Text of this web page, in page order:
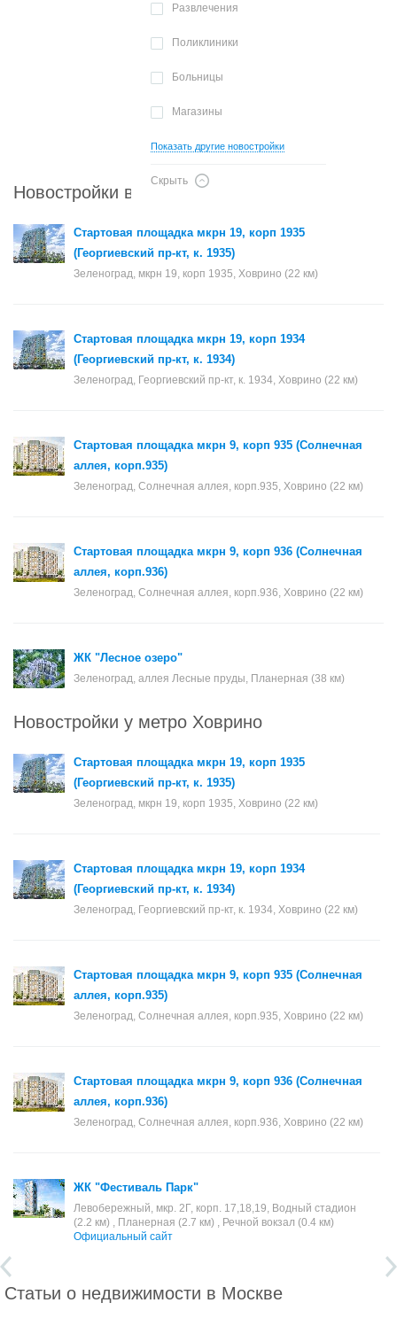
Развлечения
Поликлиники
Больницы
Магазины
Показать другие новостройки
Скрыть
Новостройки в районе Зеленоград
Стартовая площадка мкрн 19, корп 1935
(Георгиевский пр-кт, к. 1935)
Зеленоград, мкрн 19, корп 1935, Ховрино (22 км)
Стартовая площадка мкрн 19, корп 1934
(Георгиевский пр-кт, к. 1934)
Зеленоград, Георгиевский пр-кт, к. 1934, Ховрино (22 км)
Стартовая площадка мкрн 9, корп 935 (Солнечная
аллея, корп.935)
Зеленоград, Солнечная аллея, корп.935, Ховрино (22 км)
Стартовая площадка мкрн 9, корп 936 (Солнечная
аллея, корп.936)
Зеленоград, Солнечная аллея, корп.936, Ховрино (22 км)
ЖК "Лесное озеро"
Зеленоград, аллея Лесные пруды, Планерная (38 км)
Новостройки у метро Ховрино
Стартовая площадка мкрн 19, корп 1935
(Георгиевский пр-кт, к. 1935)
Зеленоград, мкрн 19, корп 1935, Ховрино (22 км)
Стартовая площадка мкрн 19, корп 1934
(Георгиевский пр-кт, к. 1934)
Зеленоград, Георгиевский пр-кт, к. 1934, Ховрино (22 км)
Стартовая площадка мкрн 9, корп 935 (Солнечная
аллея, корп.935)
Зеленоград, Солнечная аллея, корп.935, Ховрино (22 км)
Стартовая площадка мкрн 9, корп 936 (Солнечная
аллея, корп.936)
Зеленоград, Солнечная аллея, корп.936, Ховрино (22 км)
ЖК "Фестиваль Парк"
Левобережный, мкр. 2Г, корп. 17,18,19, Водный стадион
(2.2 км) , Планерная (2.7 км) , Речной вокзал (0.4 км)
Официальный сайт
Статьи о недвижимости в Москве